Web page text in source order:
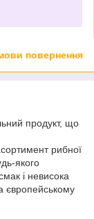
повернення
продукт, що
рибної
якого
і невисока
європейському